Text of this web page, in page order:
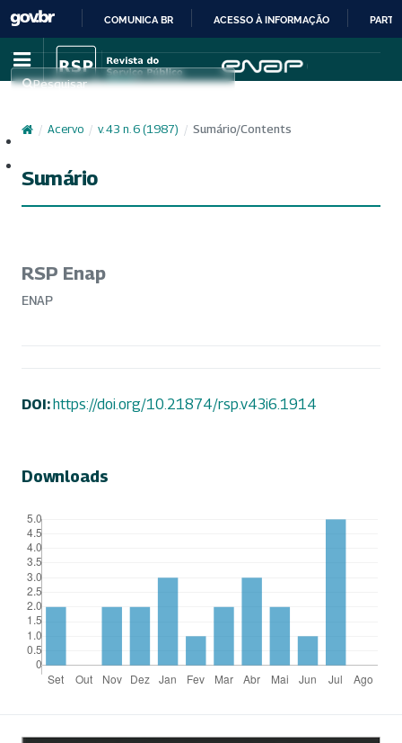
IR
PARA
CONTEÚDO
COMUNICA BR ACESSO À INFORMAÇÃO
Pesquisar
/ Acervo / v. 43 n. 6 (1987) / Sumário/Contents
Sumário
RSP Enap
ENAP
DOI:https://doi.org/10.21874/rsp.v43i6.1914
Downloads